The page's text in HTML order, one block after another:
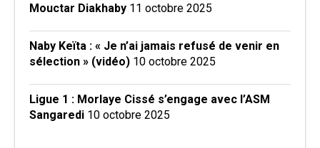
Mouctar Diakhaby 11 octobre 2025
Naby Keïta : « Je n’ai jamais refusé de venir en
sélection » (vidéo) 10 octobre 2025
Ligue 1 : Morlaye Cissé s’engage avec l’ASM
Sangaredi 10 octobre 2025